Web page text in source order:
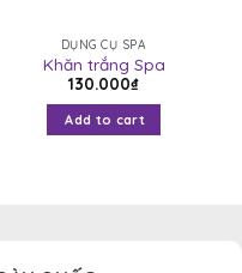
DỤNG CỤ SPA
Khăn trắng Spa
130.000₫
Add to cart